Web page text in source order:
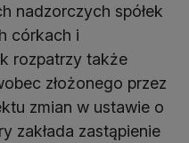
nadzorczych spółek
córkach i
rozpatrzy także
złożonego przez
zmian w ustawie o
zakłada zastąpienie